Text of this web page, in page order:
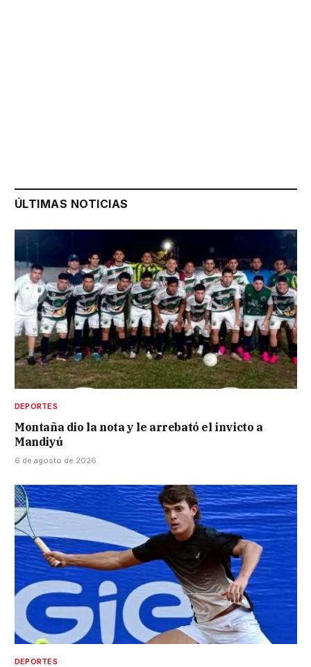
ÚLTIMAS NOTICIAS
DEPORTES
Montaña dio la nota y le arrebató el invicto a
Mandiyú
6 de agosto de 2026
DEPORTES